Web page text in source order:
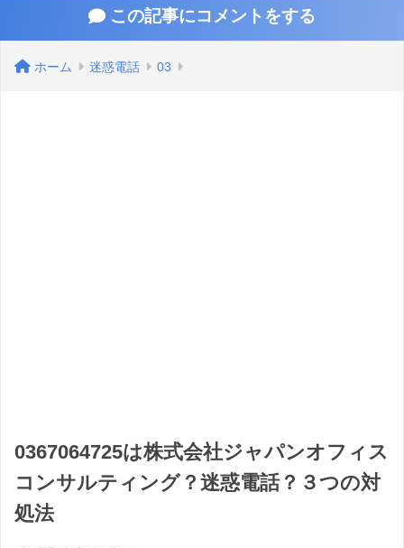
この記事にコメントをする
ホーム 迷惑電話 03
0367064725は株式会社ジャパンオフィス
コンサルティング？迷惑電話？３つの対
処法